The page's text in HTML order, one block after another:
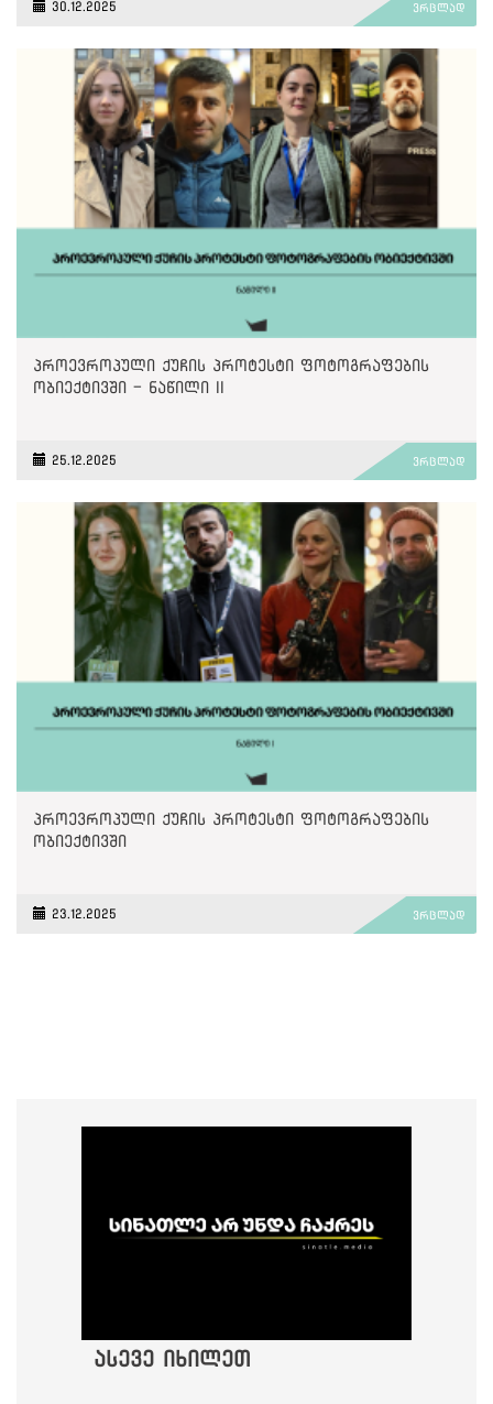
30.12.2025 ვრცლად
პროევროპული ქუჩის პროტესტი ფოტოგრაფების
ობიექტივში - ნაწილი II
25.12.2025 ვრცლად
პროევროპული ქუჩის პროტესტი ფოტოგრაფების
ობიექტივში
23.12.2025 ვრცლად
ასევე იხილეთ